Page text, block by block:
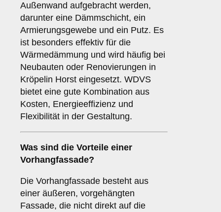
Außenwand aufgebracht werden,
darunter eine Dämmschicht, ein
Armierungsgewebe und ein Putz. Es
ist besonders effektiv für die
Wärmedämmung und wird häufig bei
Neubauten oder Renovierungen in
Kröpelin Horst eingesetzt. WDVS
bietet eine gute Kombination aus
Kosten, Energieeffizienz und
Flexibilität in der Gestaltung.
Was sind die Vorteile einer
Vorhangfassade?
Die Vorhangfassade besteht aus
einer äußeren, vorgehängten
Fassade, die nicht direkt auf die